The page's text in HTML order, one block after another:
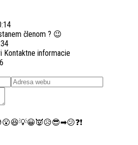
členom ? 😉
Kontaktne informacie
😮😆💡😀👿😥😎➡😕❓❗